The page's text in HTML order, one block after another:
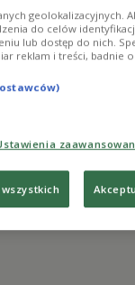
w Korycinie
geolokalizacyjnych.
do celów
lub dostęp do nich.
reklam i treści, badnie